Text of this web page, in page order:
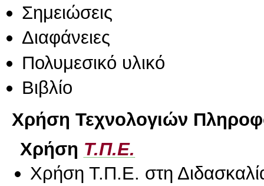
Σημειώσεις
Διαφάνειες
Πολυμεσικό υλικό
Βιβλίο
Χρήση Τεχνολογιών
Χρήση Τ.Π.Ε.
Χρήση Τ.Π.Ε. στη